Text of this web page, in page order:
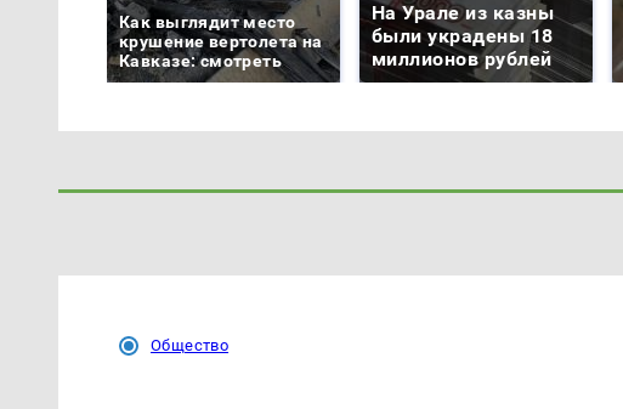
Как выглядит место
крушение вертолета на
Кавказе: смотреть
На Урале из казны
были украдены 18
миллионов рублей
Общество